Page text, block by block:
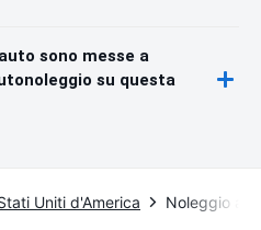
sono messe a
su questa
Uniti d'America Noleggio